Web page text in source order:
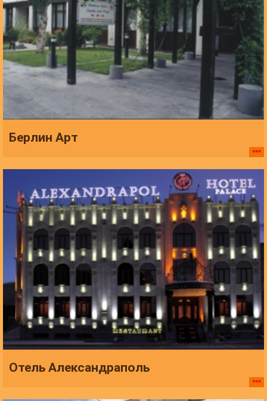
Берлин Арт
Отель Александраполь